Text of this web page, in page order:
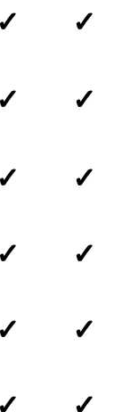
✓ ✓
✓ ✓
✓ ✓
✓ ✓
✓ ✓